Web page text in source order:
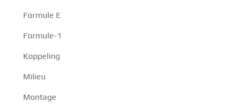
Formule E
Formule-1
Koppeling
Milieu
Montage